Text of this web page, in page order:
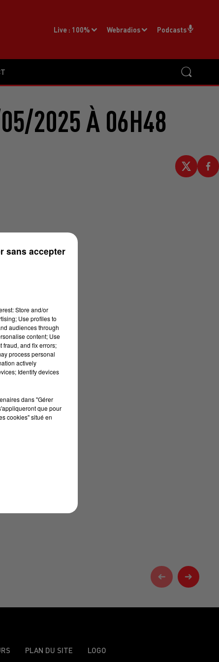
Live : 100% Webradios Podcasts
05/2025 À 06H48
PLAN DU SITE LOGO
Store and/or
Use profiles to
audiences through
content; Use
fraud, and fix errors;
process personal
actively
Identify devices
dans "Gérer
que pour
cookies" situé en
sans accepter